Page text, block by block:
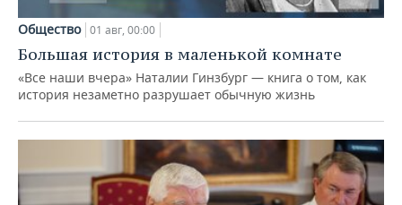
Общество 01 авг, 00:00
Большая история в маленькой комнате
«Все наши вчера» Наталии Гинзбург — книга о том, как
история незаметно разрушает обычную жизнь